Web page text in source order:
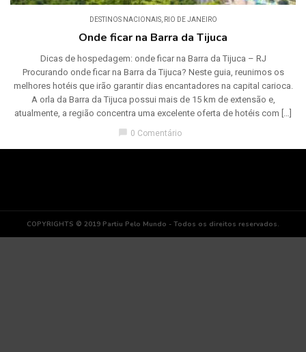
DESTINOS NACIONAIS, RIO DE JANEIRO
Onde ficar na Barra da Tijuca
Dicas de hospedagem: onde ficar na Barra da Tijuca – RJ
Procurando onde ficar na Barra da Tijuca? Neste guia, reunimos os
melhores hotéis que irão garantir dias encantadores na capital carioca.
A orla da Barra da Tijuca possui mais de 15 km de extensão e,
atualmente, a região concentra uma excelente oferta de hotéis com […]
chat_bubble 0 Comentário
COPYRIGHTS © 2019 Partiu Pelo Mundo - Todos os direitos reservados.